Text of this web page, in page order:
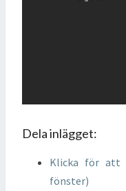
Dela inlägget:
Klicka för att
fönster)